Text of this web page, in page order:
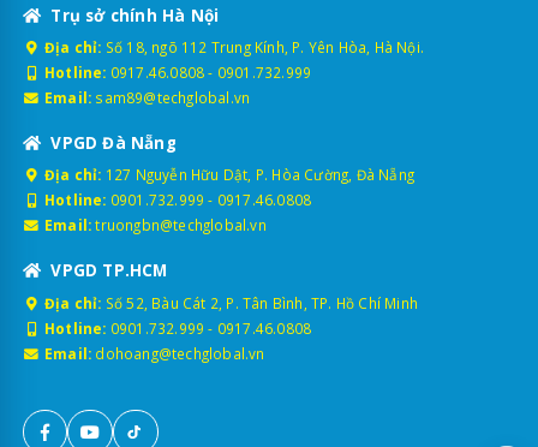
Trụ sở chính Hà Nội
Địa chỉ: Số 18, ngõ 112 Trung Kính, P. Yên Hòa, Hà Nội.
Hotline: 0917.46.0808- 0901.732.999
Email: sam89@techglobal.vn
VPGD Đà Nẵng
Địa chỉ: 127 Nguyễn Hữu Dật, P. Hòa Cường, Đà Nẵng
Hotline: 0901.732.999 - 0917.46.0808
Email: truongbn@techglobal.vn
VPGD TP.HCM
Địa chỉ: Số 52, Bàu Cát 2, P. Tân Bình, TP. Hồ Chí Minh
Hotline: 0901.732.999 - 0917.46.0808
Email: dohoang@techglobal.vn